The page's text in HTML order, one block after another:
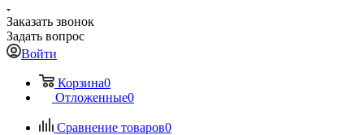
Заказать звонок
Задать вопрос
Войти
Корзина0
Отложенные0
Сравнение товаров0